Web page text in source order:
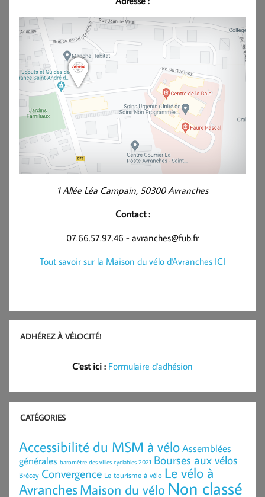
1 Allée Léa Campain, 50300 Avranches
Contact :
07.66.57.97.46 - avranches@fub.fr
Tout savoir sur la Maison du vélo d'Avranches ICI
ADHÉREZ À VÉLOCITÉ!
C'est ici : Formulaire d'adhésion
CATÉGORIES
Accessibilité du MSM à véloAssemblées
générales baromètre des villes cyclables 2021 Bourses aux vélos
Brécey Convergence Le tourisme à vélo Le vélo à
AvranchesMaison du vélo Non classé